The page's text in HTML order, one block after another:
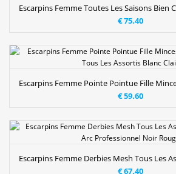
€ 75.40
€ 59.60
€ 67.40